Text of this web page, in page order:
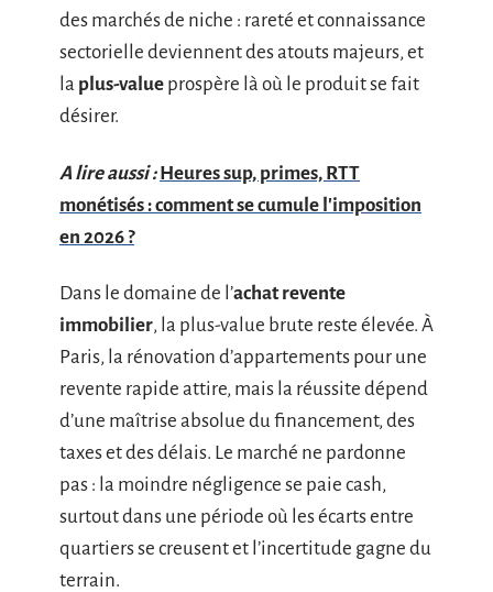
des marchés de niche : rareté et connaissance
sectorielle deviennent des atouts majeurs, et
la plus-value prospère là où le produit se fait
désirer.
A lire aussi : Heures sup, primes, RTT
monétisés : comment se cumule l'imposition
en 2026 ?
Dans le domaine de l’achat revente
immobilier, la plus-value brute reste élevée. À
Paris, la rénovation d’appartements pour une
revente rapide attire, mais la réussite dépend
d’une maîtrise absolue du financement, des
taxes et des délais. Le marché ne pardonne
pas : la moindre négligence se paie cash,
surtout dans une période où les écarts entre
quartiers se creusent et l’incertitude gagne du
terrain.